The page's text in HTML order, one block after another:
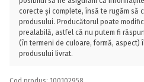
corecte și complete, însă te rugăm să
produsului. Producătorul poate
prealabilă, astfel că nu putem fi
(în termeni de culoare, formă, aspect)
produsului livrat.